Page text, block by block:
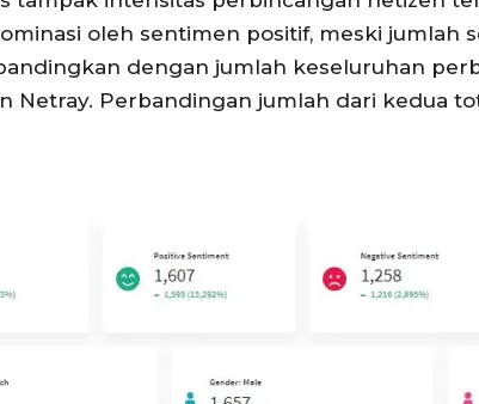
oleh sentimen positif, meski jumlah
dengan jumlah keseluruhan
Netray. Perbandingan jumlah dari kedua